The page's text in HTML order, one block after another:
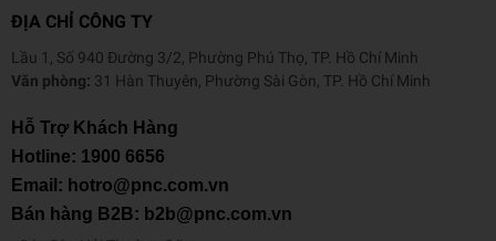
ọ
g
lư
ợ
n
195g
ĐỊA CHỈ CÔNG TY
Lầu 1, Số 940 Đường 3/2, Phường Phú Thọ, TP. Hồ Chí Minh
Văn phòng: 31 Hàn Thuyên, Phường Sài Gòn, TP. Hồ Chí Minh
Hỗ Trợ Khách Hàng
Hotline: 1900 6656
Email: hotro@pnc.com.vn
Bán hàng B2B: b2b@pnc.com.vn